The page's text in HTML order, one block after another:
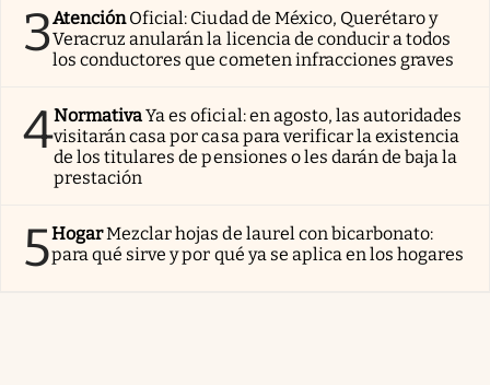
3AtenciónOficial: Ciudad de México, Querétaro y
Veracruz anularán la licencia de conducir a todos
los conductores que cometen infracciones graves
4NormativaYa es oficial: en agosto, las autoridades
visitarán casa por casa para verificar la existencia
de los titulares de pensiones o les darán de baja la
prestación
5HogarMezclar hojas de laurel con bicarbonato:
para qué sirve y por qué ya se aplica en los hogares